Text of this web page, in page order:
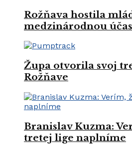
Rožňava hostila
medzinárodnou
Župa otvorila svoj
Rožňave
Branislav Kuzma:
tretej lige naplníme